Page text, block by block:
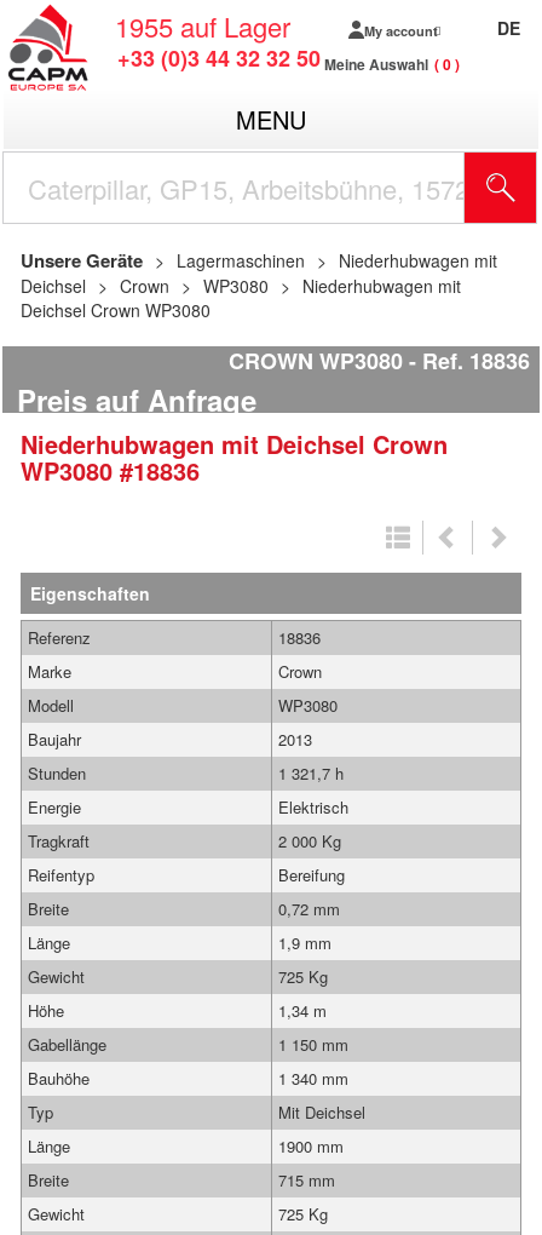
1955 auf Lager
+33 (0)3 44 32 32 50
My account
Meine Auswahl 0
DE
MENU
Unsere Geräte Lagermaschinen
Niederhubwagen mit
Deichsel
Crown WP3080
Niederhubwagen mit
Deichsel Crown WP3080
CROWN WP3080 Ref. 18836
Preis auf Anfrage
Niederhubwagen mit Deichsel Crown
WP3080 #18836
Eigenschaften
Referenz
18836
Marke
Crown
Modell
WP3080
Baujahr
2013
Stunden
1 321,7 h
Energie
Elektrisch
Tragkraft
2 000 Kg
Reifentyp
Bereifung
Breite
0,72 mm
Länge
1,9 mm
Gewicht
725 Kg
Höhe
1,34 m
Gabellänge
1 150 mm
Bauhöhe
1 340 mm
Typ
Mit Deichsel
Länge
1900 mm
Breite
715 mm
Gewicht
725 Kg